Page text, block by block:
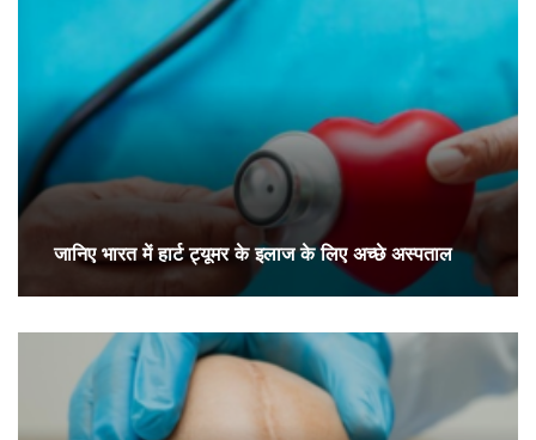
जानिए भारत में हार्ट ट्यूमर के इलाज के लिए अच्छे अस्पताल